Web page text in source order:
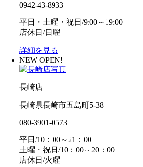
0942-43-8933
平日・土曜・祝日/9:00～19:00
店休日/日曜
詳細を見る
NEW OPEN!
長崎店
長崎県長崎市五島町5-38
080-3901-0573
平日/10：00～21：00
土曜・祝日/10：00～20：00
店休日/火曜